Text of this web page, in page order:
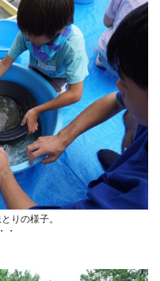
りの様子。
・